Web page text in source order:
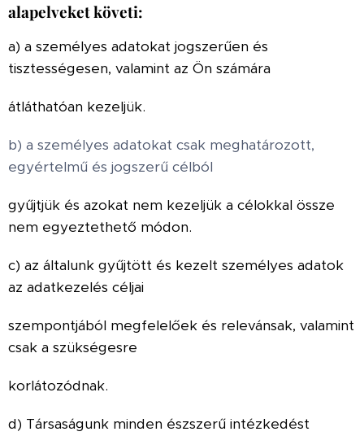
alapelveket követi:
a) a személyes adatokat jogszerűen és
tisztességesen, valamint az Ön számára
átláthatóan kezeljük.
b) a személyes adatokat csak meghatározott,
egyértelmű és jogszerű célból
gyűjtjük és azokat nem kezeljük a célokkal össze
nem egyeztethető módon.
c) az általunk gyűjtött és kezelt személyes adatok
az adatkezelés céljai
szempontjából megfelelőek és relevánsak, valamint
csak a szükségesre
korlátozódnak.
d) Társaságunk minden észszerű intézkedést